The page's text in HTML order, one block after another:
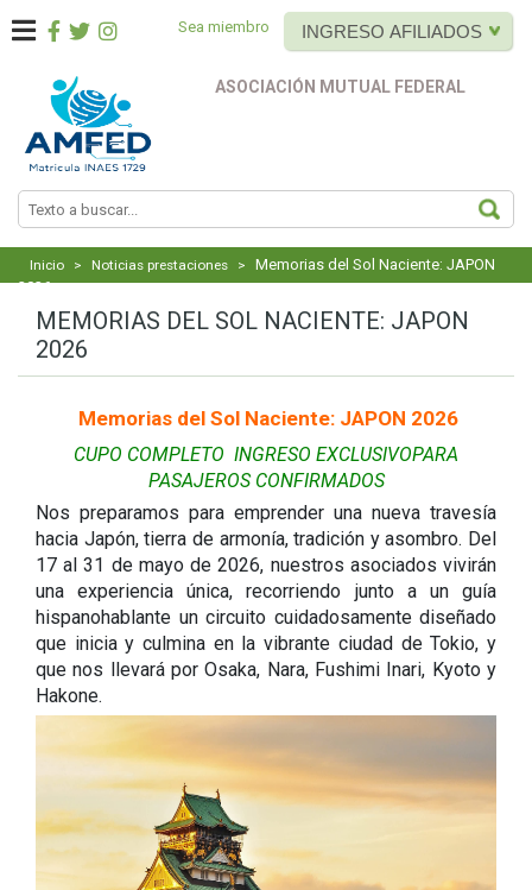
INGRESO AFILIADOS
Sea miembro
ASOCIACIÓN MUTUAL FEDERAL
Inicio > Noticias prestaciones >
Memorias del Sol Naciente: JAPON
2026
MEMORIAS DEL SOL NACIENTE: JAPON
2026
Memorias del Sol Naciente: JAPON 2026
CUPO COMPLETO INGRESO EXCLUSIVOPARA
PASAJEROS CONFIRMADOS
Nos preparamos para emprender una nueva travesía
hacia Japón, tierra de armonía, tradición y asombro. Del
17 al 31 de mayo de 2026, nuestros asociados vivirán
una experiencia única, recorriendo junto a un guía
hispanohablante un circuito cuidadosamente diseñado
que inicia y culmina en la vibrante ciudad de Tokio, y
que nos llevará por Osaka, Nara, Fushimi Inari, Kyoto y
Hakone.